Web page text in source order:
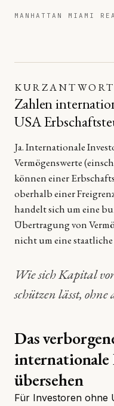
MANHATTAN MIAMI
KURZANTWORT
Zahlen
USA
Ja. Internationale
Vermögenswerte
können einer
oberhalb einer
handelt sich um eine
Übertragung von
nicht um eine
Wie sich Kapital
schützen lässt,
Das
internationale
übersehen
Für Investoren ohne